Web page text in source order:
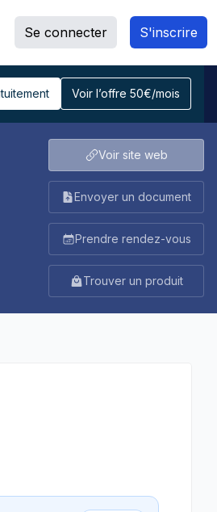
Se connecter S'inscrire
Voir l’offre 50€/mois
Voir site web
Envoyer un document
Prendre rendez-vous
Trouver un produit